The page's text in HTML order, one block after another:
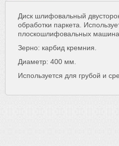
Диск шлифовальный
обработки паркета.
плоскошлифовальных
Зерно: карбид кремния.
Диаметр: 400 мм.
Используется для грубой и